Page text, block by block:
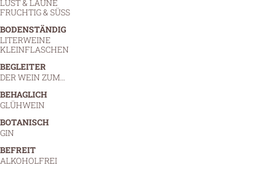
LUST & LAUNE
FRUCHTIG & SÜSS
BODENSTÄNDIG
LITERWEINE
KLEINFLASCHEN
BEGLEITER
DER WEIN ZUM…
BEHAGLICH
GLÜHWEIN
BOTANISCH
GIN
BEFREIT
ALKOHOLFREI